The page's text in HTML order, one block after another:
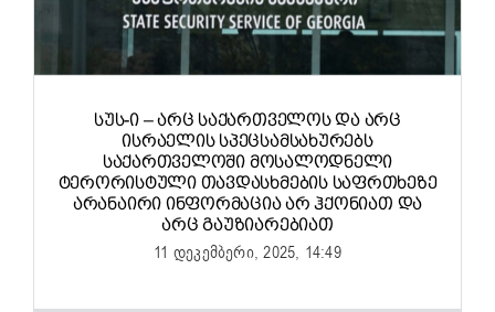
ᲡᲣᲡ-Ი – ᲐᲠᲪ ᲡᲐᲥᲐᲠᲗᲕᲔᲚᲝᲡ ᲓᲐ ᲐᲠᲪ
ᲘᲡᲠᲐᲔᲚᲘᲡ ᲡᲞᲔᲪᲡᲐᲛᲡᲐᲮᲣᲠᲔᲑᲡ
ᲡᲐᲥᲐᲠᲗᲕᲔᲚᲝᲨᲘ ᲛᲝᲡᲐᲚᲝᲓᲜᲔᲚᲘ
ᲢᲔᲠᲝᲠᲘᲡᲢᲣᲚᲘ ᲗᲐᲕᲓᲐᲡᲮᲛᲔᲑᲘᲡ ᲡᲐᲤᲠᲗᲮᲔᲖᲔ
ᲐᲠᲐᲜᲐᲘᲠᲘ ᲘᲜᲤᲝᲠᲛᲐᲪᲘᲐ ᲐᲠ ᲰᲥᲝᲜᲘᲐᲗ ᲓᲐ
ᲐᲠᲪ ᲒᲐᲣᲖᲘᲐᲠᲔᲑᲘᲐᲗ
11 დეკემბერი, 2025, 14:49